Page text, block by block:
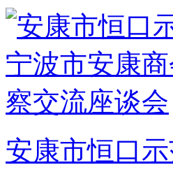
安康市恒口